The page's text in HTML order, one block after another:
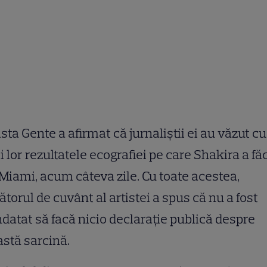
Gente a afirmat că jurnaliștii ei au văzut cu
lor rezultatele ecografiei pe care Shakira a
acum câteva zile. Cu toate acestea,
de cuvânt al artistei a spus că nu a fost
să facă nicio declarație publică despre
sarcină.